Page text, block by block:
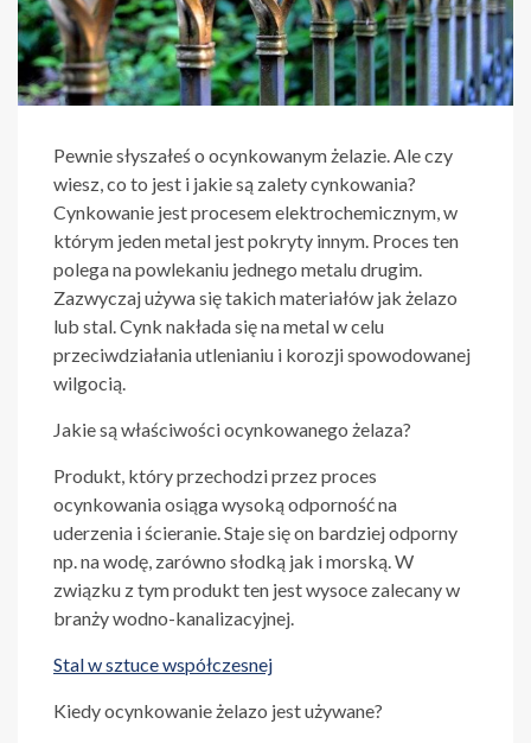
Pewnie słyszałeś o ocynkowanym żelazie. Ale czy
wiesz, co to jest i jakie są zalety cynkowania?
Cynkowanie jest procesem elektrochemicznym, w
którym jeden metal jest pokryty innym. Proces ten
polega na powlekaniu jednego metalu drugim.
Zazwyczaj używa się takich materiałów jak żelazo
lub stal. Cynk nakłada się na metal w celu
przeciwdziałania utlenianiu i korozji spowodowanej
wilgocią.
Jakie są właściwości ocynkowanego żelaza?
Produkt, który przechodzi przez proces
ocynkowania osiąga wysoką odporność na
uderzenia i ścieranie. Staje się on bardziej odporny
np. na wodę, zarówno słodką jak i morską. W
związku z tym produkt ten jest wysoce zalecany w
branży wodno-kanalizacyjnej.
Stal w sztuce współczesnej
Kiedy ocynkowanie żelazo jest używane?